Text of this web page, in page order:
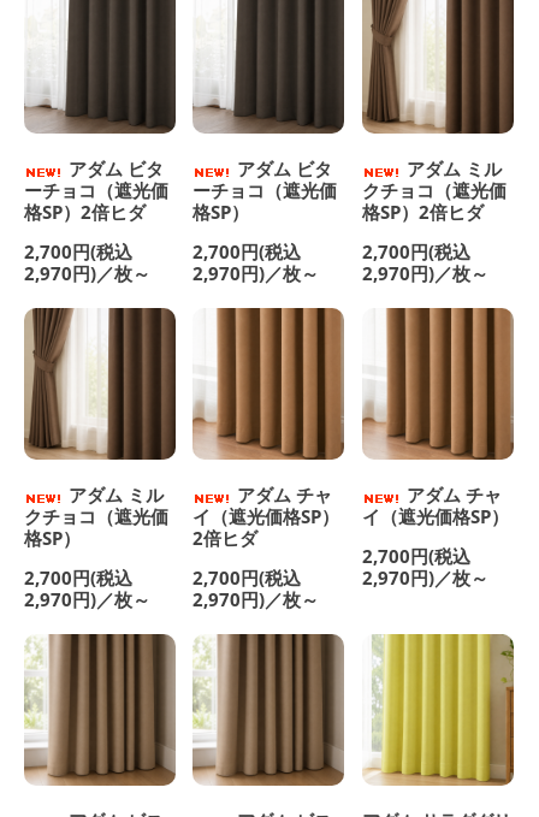
アダム ビタ
ーチョコ（遮光価
格SP）2倍ヒダ
2,700円(税込
2,970円)／枚～
アダム ビタ
ーチョコ（遮光価
格SP）
2,700円(税込
2,970円)／枚～
アダム ミル
クチョコ（遮光価
格SP）2倍ヒダ
2,700円(税込
2,970円)／枚～
アダム ミル
クチョコ（遮光価
格SP）
2,700円(税込
2,970円)／枚～
アダム チャ
イ（遮光価格SP）
2倍ヒダ
2,700円(税込
2,970円)／枚～
アダム チャ
イ（遮光価格SP）
2,700円(税込
2,970円)／枚～